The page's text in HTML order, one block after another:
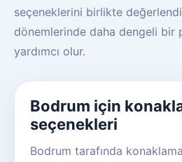
seçeneklerini birlikte
dönemlerinde daha dengeli bir
yardımcı olur.
Bodrum için
seçenekleri
Bodrum tarafında